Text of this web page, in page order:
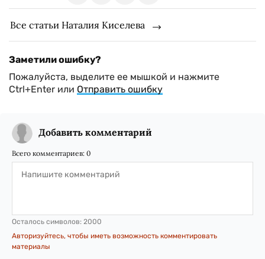
Все статьи Наталия Киселева
Заметили ошибку?
Пожалуйста, выделите ее мышкой и нажмите
Ctrl+Enter или Отправить ошибку
Добавить комментарий
Всего комментариев: 0
Осталось символов: 2000
Авторизуйтесь, чтобы иметь возможность комментировать
материалы